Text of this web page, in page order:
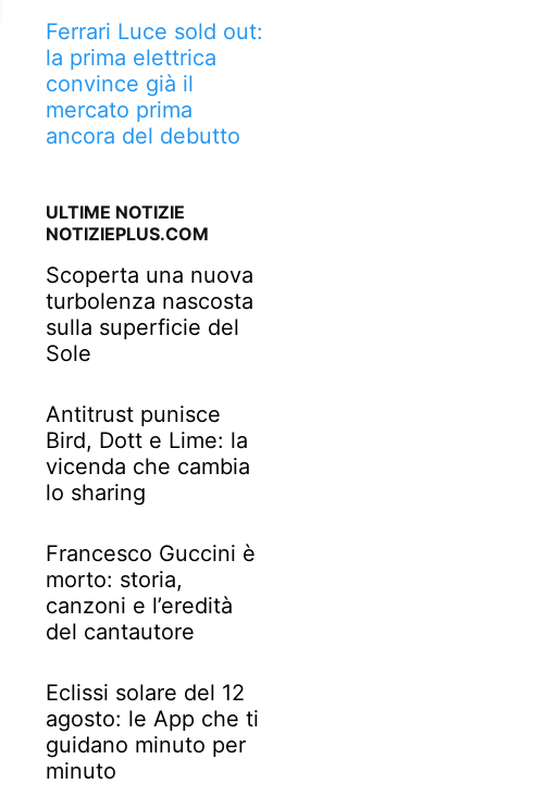
Ferrari Luce sold out:
la prima elettrica
convince già il
mercato prima
ancora del debutto
ULTIME NOTIZIE
NOTIZIEPLUS.COM
Scoperta una nuova
turbolenza nascosta
sulla superficie del
Sole
Antitrust punisce
Bird, Dott e Lime: la
vicenda che cambia
lo sharing
Francesco Guccini è
morto: storia,
canzoni e l’eredità
del cantautore
Eclissi solare del 12
agosto: le App che ti
guidano minuto per
minuto